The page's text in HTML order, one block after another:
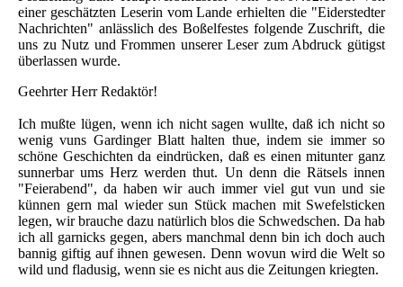
einer geschätzten Leserin vom Lande erhielten die "Eiderstedter
Nachrichten" anlässlich des Boßelfestes folgende Zuschrift, die
uns zu Nutz und Frommen unserer Leser zum Abdruck gütigst
überlassen wurde.
Geehrter Herr Redaktör!
Ich mußte lügen, wenn ich nicht sagen wullte, daß ich nicht so
wenig vuns Gardinger Blatt halten thue, indem sie immer so
schöne Geschichten da eindrücken, daß es einen mitunter ganz
sunnerbar ums Herz werden thut. Un denn die Rätsels innen
"Feierabend", da haben wir auch immer viel gut vun und sie
künnen gern mal wieder sun Stück machen mit Swefelsticken
legen, wir brauche dazu natürlich blos die Schwedschen. Da hab
ich all garnicks gegen, abers manchmal denn bin ich doch auch
bannig giftig auf ihnen gewesen. Denn wovun wird die Welt so
wild und fladusig, wenn sie es nicht aus die Zeitungen kriegten.